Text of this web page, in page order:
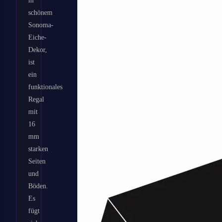
schönem
Sonoma-
Eiche-
Dekor,
ist
ein
funktionales
Regal
mit
16
mm
starken
Seiten
und
Böden.
Es
fügt